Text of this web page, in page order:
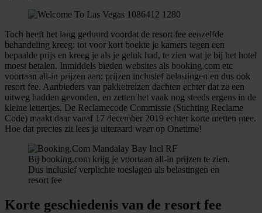
Toch heeft het lang geduurd voordat de resort fee eenzelfde
behandeling kreeg: tot voor kort boekte je kamers tegen een
bepaalde prijs en kreeg je als je geluk had, te zien wat je bij het hotel
moest betalen. Inmiddels bieden websites als booking.com etc
voortaan all-in prijzen aan: prijzen inclusief belastingen en dus ook
resort fee. Aanbieders van pakketreizen dachten echter dat ze een
uitweg hadden gevonden, en zetten het vaak nog steeds ergens in de
kleine lettertjes. De Reclamecode Commissie (Stichting Reclame
Code) maakt daar vanaf 17 december 2019 echter korte metten mee.
Hoe dat precies zit lees je uiteraard weer op Onetime!
Bij booking.com krijg je voortaan all-in prijzen te zien.
Dus inclusief verplichte toeslagen als belastingen en
resort fee
Korte geschiedenis van de resort fee